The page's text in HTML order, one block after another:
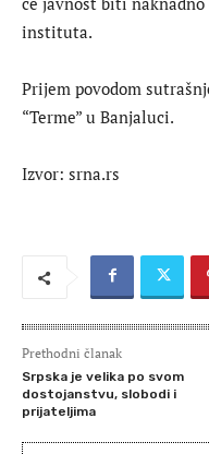
instituta.
Prijem povodom
“Terme” u Banjaluci.
Izvor: srna.rs
Prethodni članak
Srpska je velika po svom
dostojanstvu, slobodi i
prijateljima